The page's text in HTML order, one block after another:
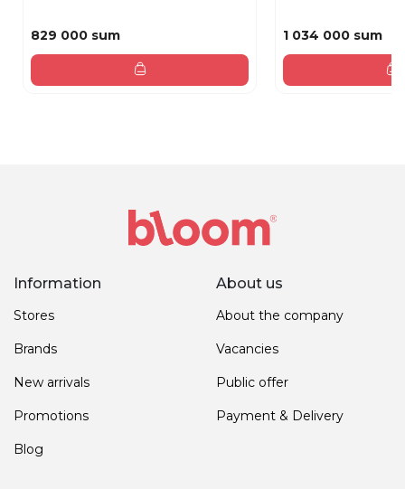
829 000 sum 1 034 000 sum
Information
Stores
Brands
New arrivals
Promotions
Blog
About us
About the company
Vacancies
Public offer
Payment & Delivery